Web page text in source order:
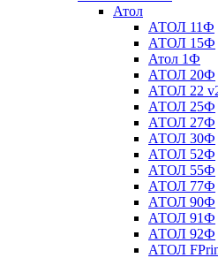
Атол
АТОЛ 11Ф
АТОЛ 15Ф
Атол 1Ф
АТОЛ 20Ф
АТОЛ 22
АТОЛ 25Ф
АТОЛ 27Ф
АТОЛ 30Ф
АТОЛ 52Ф
АТОЛ 55Ф
АТОЛ 77Ф
АТОЛ 90Ф
АТОЛ 91Ф
АТОЛ 92Ф
АТОЛ